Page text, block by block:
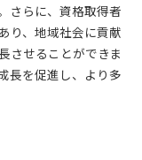
さらに、資格取得者
り、地域社会に貢献
させることができま
長を促進し、より多